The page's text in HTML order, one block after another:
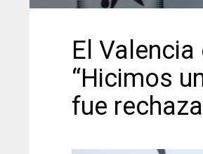
El
“Hicimos
fue